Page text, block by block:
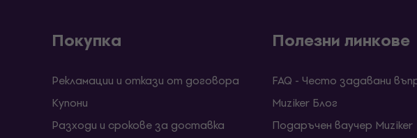
Покупка
Рекламации и откази от договора
Kупони
Разходи и срокове за доставка
Полезни линкове
FAQ - Често задавани
Muziker Блог
Подаръчен ваучер Muziker